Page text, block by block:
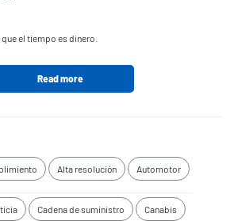
el tiempo es dinero.
Read more
Alta resolución Automotor
Cadena de suministro Canabis